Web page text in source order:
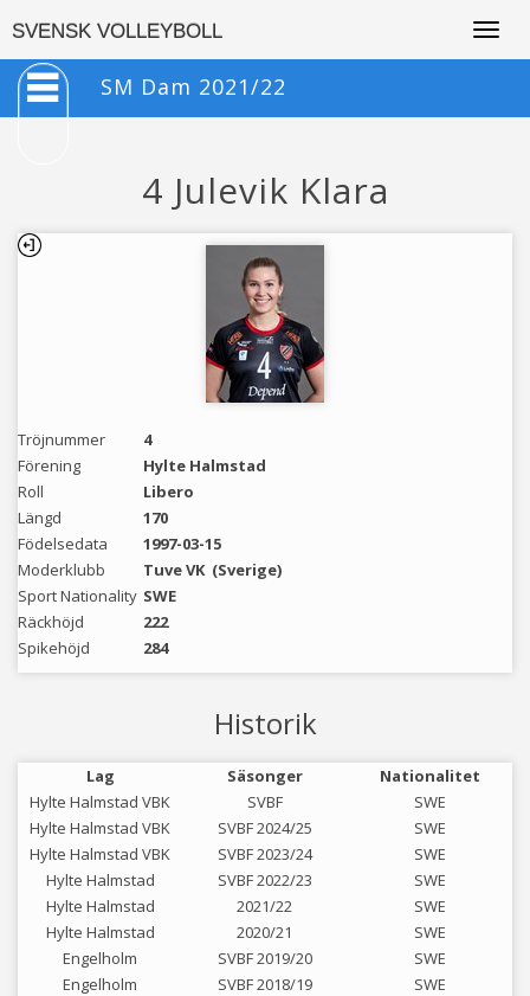
SVENSK VOLLEYBOLL
SM Dam 2021/22
4 Julevik Klara
Tröjnummer
4
Förening
Hylte Halmstad
Roll
Libero
Längd
170
Födelsedata
1997-03-15
Moderklubb
Tuve VK (Sverige)
Sport Nationality SWE
Räckhöjd
222
Spikehöjd
284
Historik
Lag Säsonger
Nationalitet
Hylte Halmstad VBK
SVBF
SWE
Hylte Halmstad VBK
SVBF 2024/25
SWE
Hylte Halmstad VBK
SVBF 2023/24
SWE
Hylte Halmstad
SVBF 2022/23
SWE
Hylte Halmstad
2021/22
SWE
Hylte Halmstad
2020/21
SWE
Engelholm
SVBF 2019/20
SWE
Engelholm
SVBF 2018/19
SWE